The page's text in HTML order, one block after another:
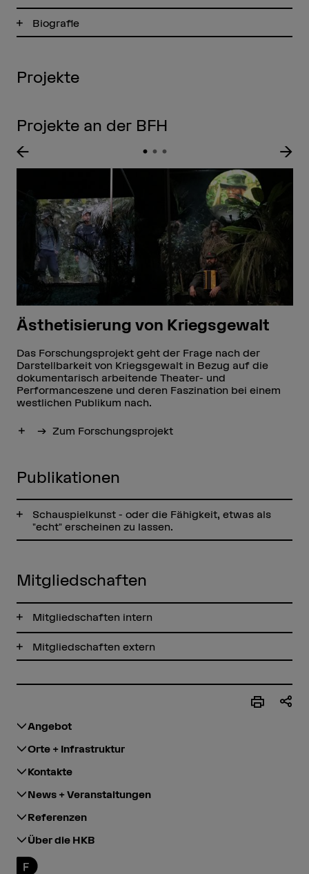
Biografie
Projekte
Projekte an der BFH
Ästhetisierung von Kriegsgewalt
Das Forschungsprojekt geht der Frage nach der
Darstellbarkeit von Kriegsgewalt in Bezug auf die
dokumentarisch arbeitende Theater- und
Performanceszene und deren Faszination bei einem
westlichen Publikum nach.
Mehr anzeigen
Zum Forschungsprojekt
Publikationen
Schauspielkunst - oder die Fähigkeit, etwas als
"echt" erscheinen zu lassen.
Mitgliedschaften
Mitgliedschaften intern
Mitgliedschaften extern
Angebot
Orte + Infrastruktur
Kontakte
News + Veranstaltungen
Referenzen
Über die HKB